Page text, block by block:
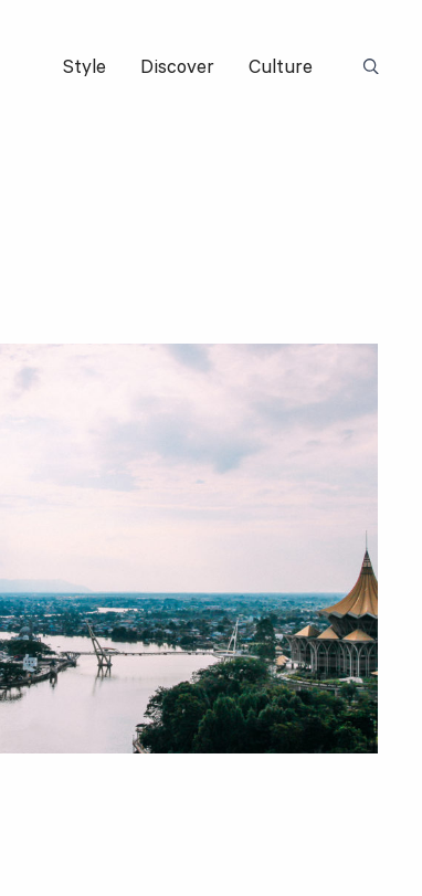
Style Discover Culture